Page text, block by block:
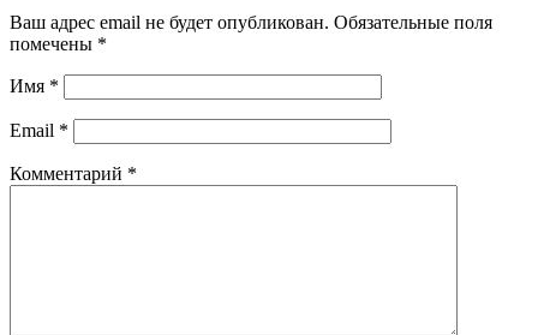
Ваш адрес email не будет опубликован. Обязательные поля
помечены *
Имя *
Email *
Комментарий *